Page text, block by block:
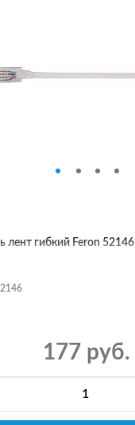
лент гибкий Feron 52146
177 руб.